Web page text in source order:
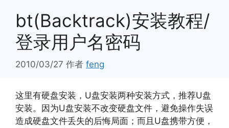
bt(Backtrack)安装教程/
登录用户名密码
2010/03/27 作者 feng
这里有硬盘安装，U盘安装两种安装方式，推荐U盘
安装。因为U盘安装不改变硬盘文件，避免操作失误
造成硬盘文件丢失的后悔局面；而且U盘携带方便，